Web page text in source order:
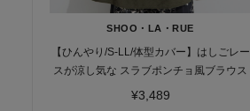
SHOO・LA・RUE
【ひんやり/S-LL/体型カバー】はしごレー
スが涼し気な スラブポンチョ風ブラウス
¥3,489